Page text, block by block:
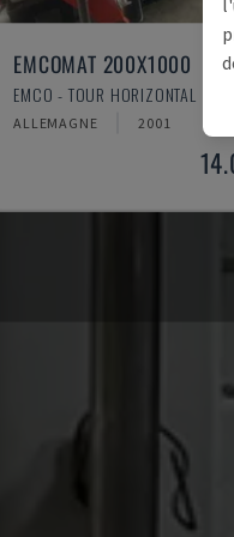
EMCOMAT 200X1000
EMCO - TOUR HORIZONTAL
ALLEMAGNE 2001